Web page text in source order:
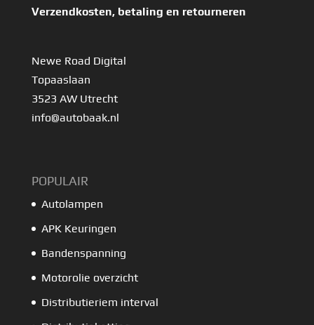
Verzendkosten, betaling en retourneren
Newe Road Digital
Topaaslaan
3523 AW Utrecht
info@autobaak.nl
POPULAIR
Autolampen
APK Keuringen
Bandenspanning
Motorolie overzicht
Distributieriem interval